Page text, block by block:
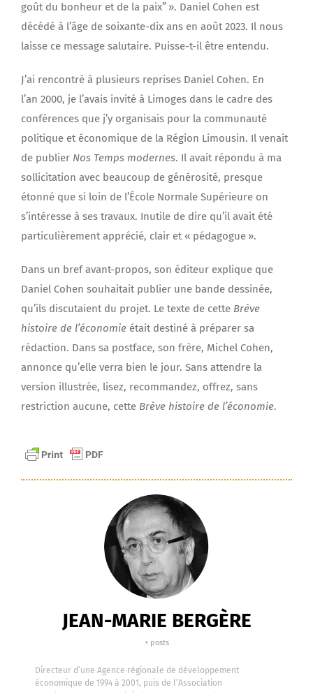
goût du bonheur et de la paix” ». Daniel Cohen est
décédé à l’âge de soixante-dix ans en août 2023. Il nous
laisse ce message salutaire. Puisse-t-il être entendu.
J’ai rencontré à plusieurs reprises Daniel Cohen. En
l’an 2000, je l’avais invité à Limoges dans le cadre des
conférences que j’y organisais pour la communauté
politique et économique de la Région Limousin. Il venait
de publier Nos Temps modernes. Il avait répondu à ma
sollicitation avec beaucoup de générosité, presque
étonné que si loin de l’École Normale Supérieure on
s’intéresse à ses travaux. Inutile de dire qu’il avait été
particulièrement apprécié, clair et « pédagogue ».
Dans un bref avant-propos, son éditeur explique que
Daniel Cohen souhaitait publier une bande dessinée,
qu’ils discutaient du projet. Le texte de cette Brève
histoire de l’économie était destiné à préparer sa
rédaction. Dans sa postface, son frère, Michel Cohen,
annonce qu’elle verra bien le jour. Sans attendre la
version illustrée, lisez, recommandez, offrez, sans
restriction aucune, cette Brève histoire de l’économie.
JEAN-MARIE BERGÈRE
+ posts
Directeur d’une Agence régionale de développement
économique de 1994 à 2001, puis de l’Association